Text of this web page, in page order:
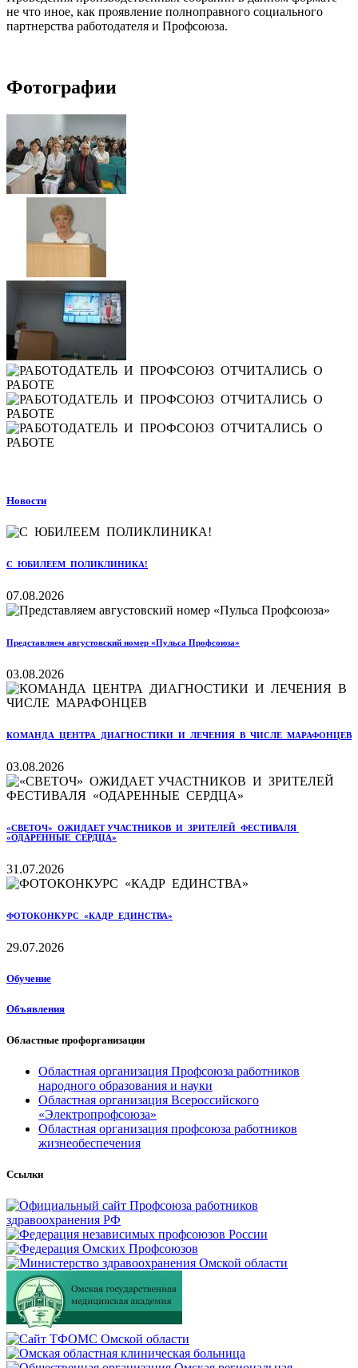
не что иное, как проявление полноправного социального
партнерства работодателя и Профсоюза.
Фотографии
Новости
С ЮБИЛЕЕМ ПОЛИКЛИНИКА!
07.08.2026
Представляем августовский номер «Пульса Профсоюза»
03.08.2026
КОМАНДА ЦЕНТРА ДИАГНОСТИКИ И ЛЕЧЕНИЯ В ЧИСЛЕ МАРАФОНЦЕВ
03.08.2026
«СВЕТОЧ» ОЖИДАЕТ УЧАСТНИКОВ И ЗРИТЕЛЕЙ ФЕСТИВАЛЯ
«ОДАРЕННЫЕ СЕРДЦА»
31.07.2026
ФОТОКОНКУРС «КАДР ЕДИНСТВА»
29.07.2026
Обучение
Объявления
Областные профорганизации
Областная организация Профсоюза работников
народного образования и науки
Областная организация Всероссийского
«Электропрофсоюза»
Областная организация профсоюза работников
жизнеобеспечения
Ссылки